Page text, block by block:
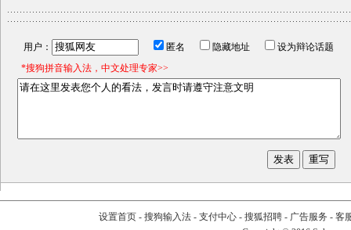
用户： 匿名 隐藏地址
设为辩论话题
*搜狗拼音输入法，中文处理专家>>
设置首页- 搜狗输入法- 支付中心- 搜狐招聘- 广告服务 - 客